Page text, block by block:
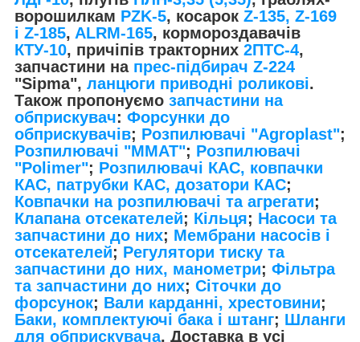
ворошилкам PZK-5, косарок Z-135, Z-169
і Z-185, ALRM-165, кормороздавачів
КТУ-10, причіпів тракторних 2ПТС-4,
запчастини на прес-підбирач Z-224
"Sipma", ланцюги приводні роликові.
Також пропонуємо запчастини на
обприскувач: Форсунки до
обприскувачів; Розпилювачі "Agroplast";
Розпилювачі "MMAT"; Розпилювачі
"Polimer"; Розпилювачі КАС, ковпачки
КАС, патрубки КАС, дозатори КАС;
Ковпачки на розпилювачі та агрегати;
Клапана отсекателей; Кільця; Насоси та
запчастини до них; Мембрани насосів і
отсекателей; Регулятори тиску та
запчастини до них, манометри; Фільтра
та запчастини до них; Сіточки до
форсунок; Вали карданні, хрестовини;
Баки, комплектуючі бака і штанг; Шланги
для обприскувача. Доставка в усі